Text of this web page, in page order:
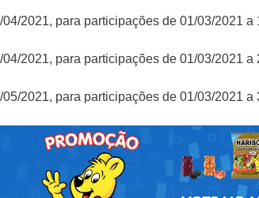
04/2021, para participações de 01/03/2021 a
04/2021, para participações de 01/03/2021 a
05/2021, para participações de 01/03/2021 a